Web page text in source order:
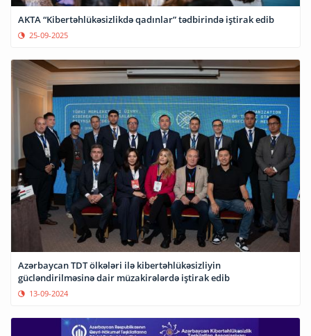
AKTA “Kibertəhlükəsizlikdə qadınlar” tədbirində iştirak edib
25-09-2025
Azərbaycan TDT ölkələri ilə kibertəhlükəsizliyin
gücləndirilməsinə dair müzakirələrdə iştirak edib
13-09-2024